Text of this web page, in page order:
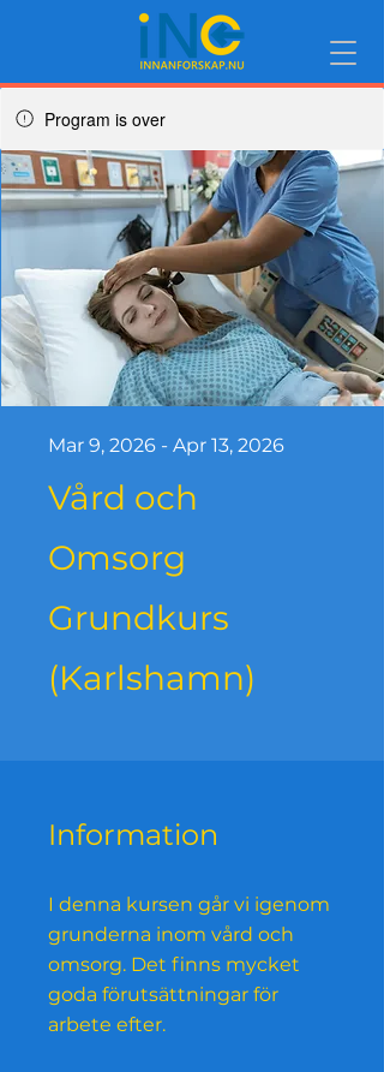
Program is over
Vård och
Omsorg
Grundkurs
(Karlshamn)
Mar 9, 2026 - Apr 13, 2026
Information
I denna kursen går vi igenom
grunderna inom vård och
omsorg. Det finns mycket
goda förutsättningar för
arbete efter.